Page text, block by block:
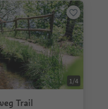
1/4
Trail